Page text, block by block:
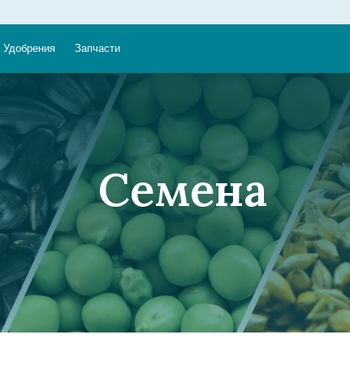
Запчасти
Удобрения
Семена